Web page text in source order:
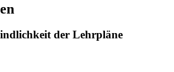
der Lehrpläne